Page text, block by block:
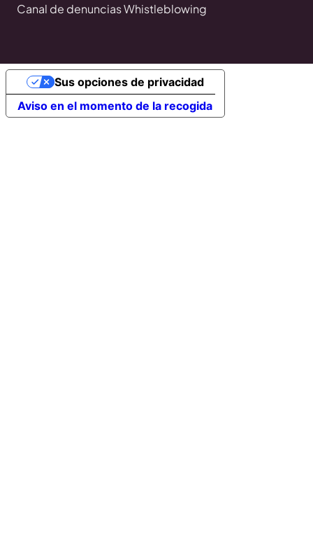
Canal de denuncias Whistleblowing
Aviso en el momento de la recogida
Sus opciones de privacidad